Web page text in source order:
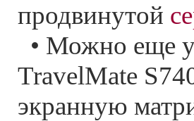
продвинутой
• Можно еще
TravelMate
экранную